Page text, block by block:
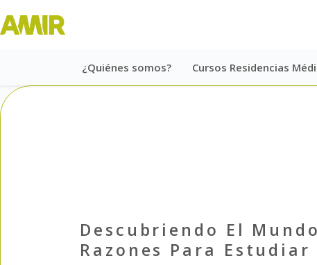
¿Quiénes somos? Cursos Residencias
Descubriendo El
Razones Para